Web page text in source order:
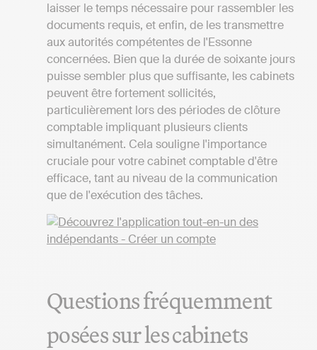
laisser le temps nécessaire pour rassembler les
documents requis, et enfin, de les transmettre
aux autorités compétentes de l'Essonne
concernées. Bien que la durée de soixante jours
puisse sembler plus que suffisante, les cabinets
peuvent être fortement sollicités,
particulièrement lors des périodes de clôture
comptable impliquant plusieurs clients
simultanément. Cela souligne l'importance
cruciale pour votre cabinet comptable d'être
efficace, tant au niveau de la communication
que de l'exécution des tâches.
Questions fréquemment
posées sur les cabinets